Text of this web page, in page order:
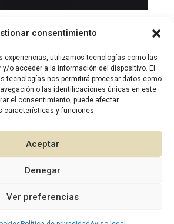
consentimiento
experiencias, utilizamos tecnologías como las
o acceder a la información del dispositivo. El
tecnologías nos permitirá procesar datos como
o las identificaciones únicas en este
el consentimiento, puede afectar
características y funciones.
Aceptar
Denegar
Ver preferencias
,Odontología,Pediatría,Podología,
,Salud general,Traumatología
de Coronavirus, seguimos
para poder ofrecer un servicio
riesgo de contagio para
Te atendemos con
tu consulta o posponer el...